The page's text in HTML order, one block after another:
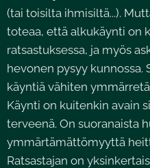
(tai toisilta ihmisiltä...).
toteaa, että alkukäynti on
ratsastuksessa, ja myös
hevonen pysyy kunnossa.
käyntiä vähiten
Käynti on kuitenkin avain
terveenä. On suoranaista
ymmärtämättömyyttä
Ratsastajan on